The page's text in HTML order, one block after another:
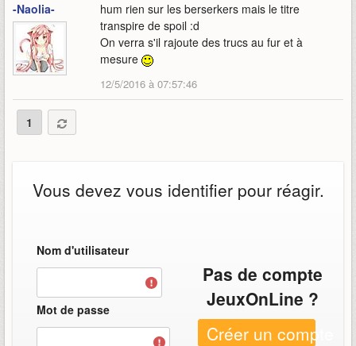
-Naolia-
hum rien sur les berserkers mais le titre
transpire de spoil :d
On verra s'il rajoute des trucs au fur et à
mesure
12/5/2016 à 07:57:46
1
Vous devez vous identifier pour réagir.
Nom d'utilisateur
Mot de passe
Pas de compte
JeuxOnLine ?
Créer un compte